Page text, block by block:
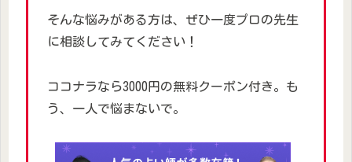
そんな悩みがある方は、ぜひ一度プロの先生
に相談してみてください！
ココナラなら3000円の無料クーポン付き。も
う、一人で悩まないで。